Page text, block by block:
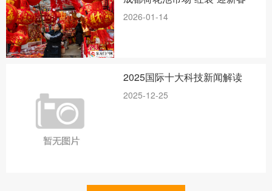
2026-01-14
2025国际十大科技新闻解读
2025-12-25